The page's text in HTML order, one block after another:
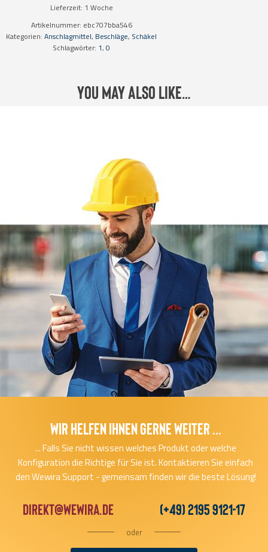
Menge
Lieferzeit: 1 Woche
Artikelnummer: ebc707bba546
Kategorien: Anschlagmittel, Beschläge, Schäkel
Schlagwörter: 1, 0
You may also like…
Wir helfen Ihnen gerne Weiter ...
... Falls Sie nicht wissen welches Produkt oder welche
Konfiguration die Richtige für Sie ist. Kontaktieren Sie einfach
den Wewira Support - gemeinsam finden wir die beste Lösung!
direkt@wewira.de (+49) 2195 9121-17
oder